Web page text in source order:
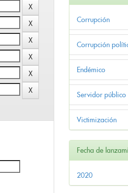
Corrupción
Corrupción
Endémico
Servidor público
Victimización
Fecha de
2020